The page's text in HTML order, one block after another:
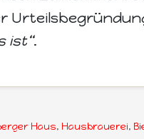
ist“.
Haus, Hausbrauerei,